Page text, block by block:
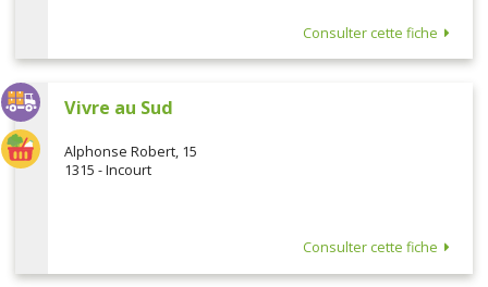
Consulter cette fiche
Vivre au Sud
Alphonse Robert, 15
1315 - Incourt
Consulter cette fiche